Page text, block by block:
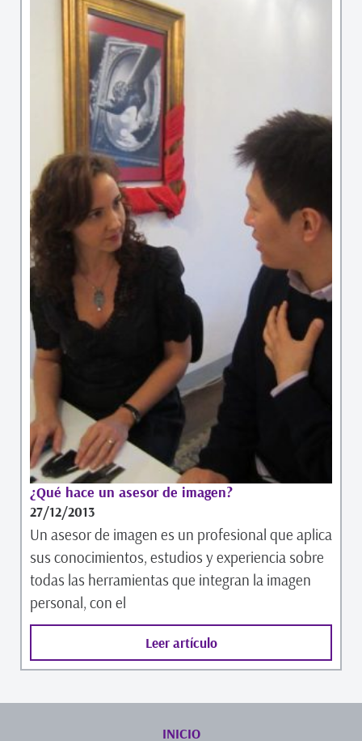
¿Qué hace un asesor de imagen?
27/12/2013
Un asesor de imagen es un profesional que aplica
sus conocimientos, estudios y experiencia sobre
todas las herramientas que integran la imagen
personal, con el
Leer artículo
INICIO